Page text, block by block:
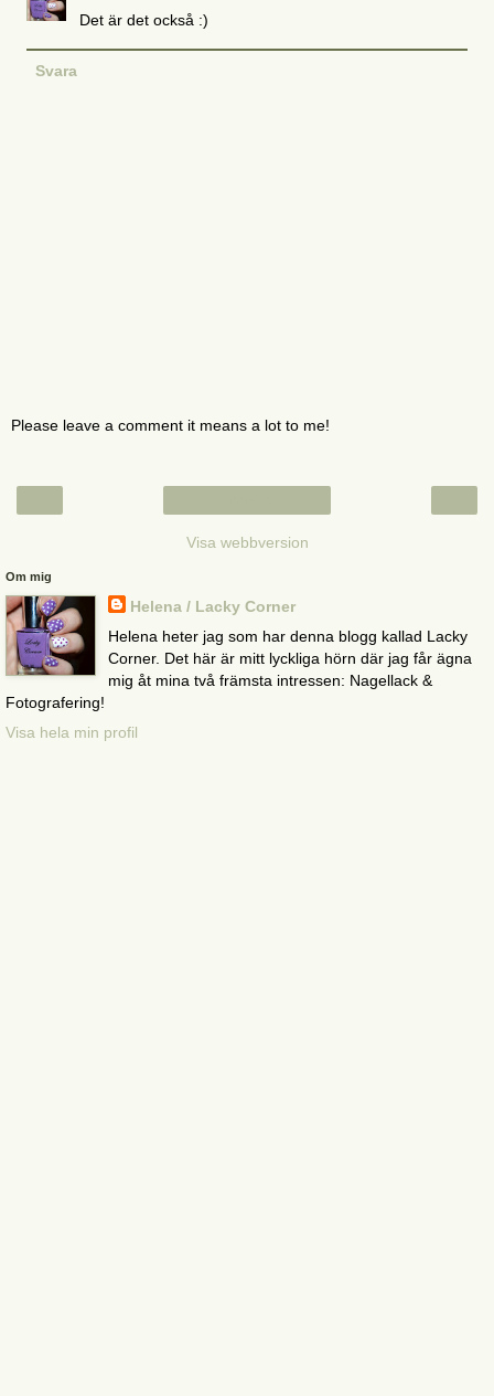
Det är det också :)
Svara
Please leave a comment it means a lot to me!
Visa webbversion
Om mig
Helena / Lacky Corner
Helena heter jag som har denna blogg kallad Lacky
Corner. Det här är mitt lyckliga hörn där jag får ägna
mig åt mina två främsta intressen: Nagellack &
Fotografering!
Visa hela min profil